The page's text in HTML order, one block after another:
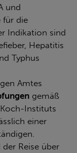
und
für die
Indikation sind
Hepatitis
Typhus
Amtes
gemäß
Instituts
einer
Reise über